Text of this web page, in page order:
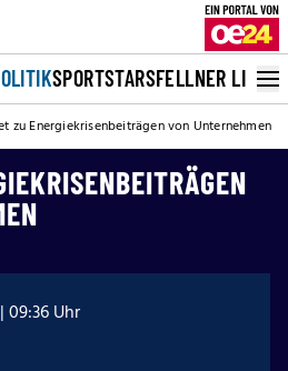
SPORTSTARSFELLNER LIVE
zu Energiekrisenbeiträgen von Unternehmen
09:36 Uhr